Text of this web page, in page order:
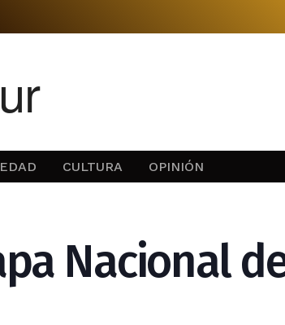
CULTURA OPINIÓN
Nacional